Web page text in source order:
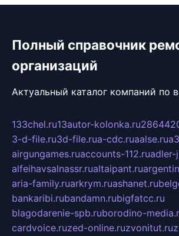
Полный справочник
организаций
Актуальный каталог компаний по
133chel.ru13autor-kolonka.ru
3-d-file.ru3d-file.rua-cdc.ruaalse.ru
airgungames.ruaccounts-112.ruadler-
alfeihavsalnassr.rualtaipant.ru
aria-family.ruarkrym.ruashanet.ru
bankaribi.rubandamn.rubigfatcc.ru
blagodarenie-spb.ruborodino-
cardvoice.ruzed-online.ruzvonitut.ru